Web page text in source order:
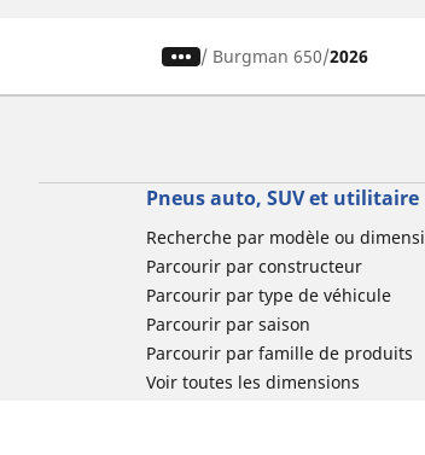
/ Burgman 650 2026
Pneus auto, SUV et utilitaire
Recherche par modèle ou
Parcourir par constructeur
Parcourir par type de véhicule
Parcourir par saison
Parcourir par famille de produits
Voir toutes les dimensions